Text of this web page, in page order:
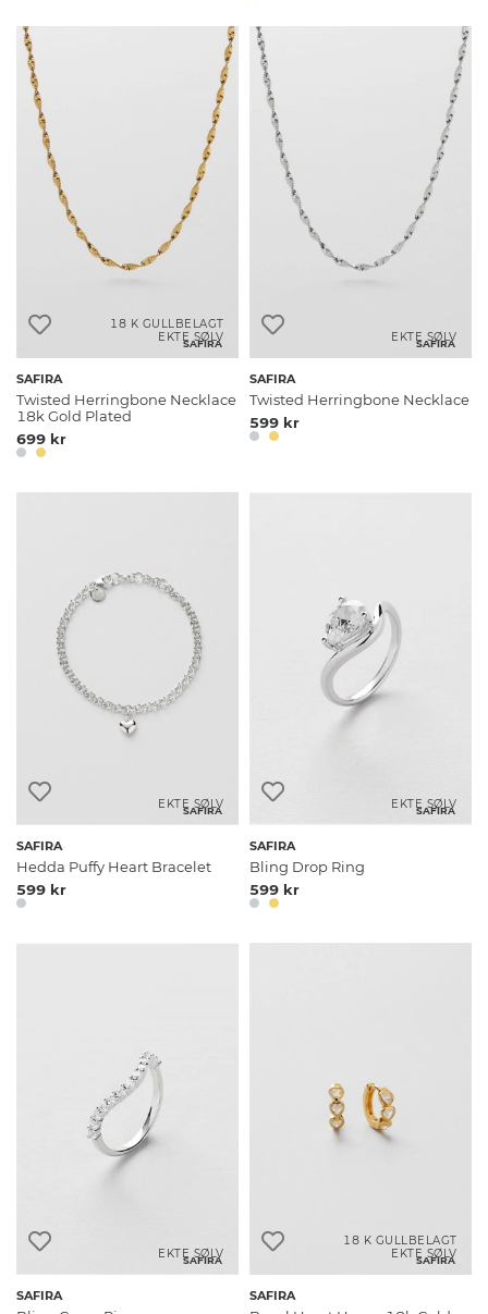
SAFIRA
18 K GULLBELAGT
EKTE SØLV
SAFIRA
Twisted Herringbone Necklace
18k Gold Plated
699 kr
SAFIRA
EKTE SØLV
SAFIRA
Twisted Herringbone Necklace
599 kr
SAFIRA
EKTE SØLV
SAFIRA
Hedda Puffy Heart Bracelet
599 kr
SAFIRA
EKTE SØLV
SAFIRA
Bling Drop Ring
599 kr
SAFIRA
EKTE SØLV
SAFIRA
SAFIRA
18 K GULLBELAGT
EKTE SØLV
SAFIRA